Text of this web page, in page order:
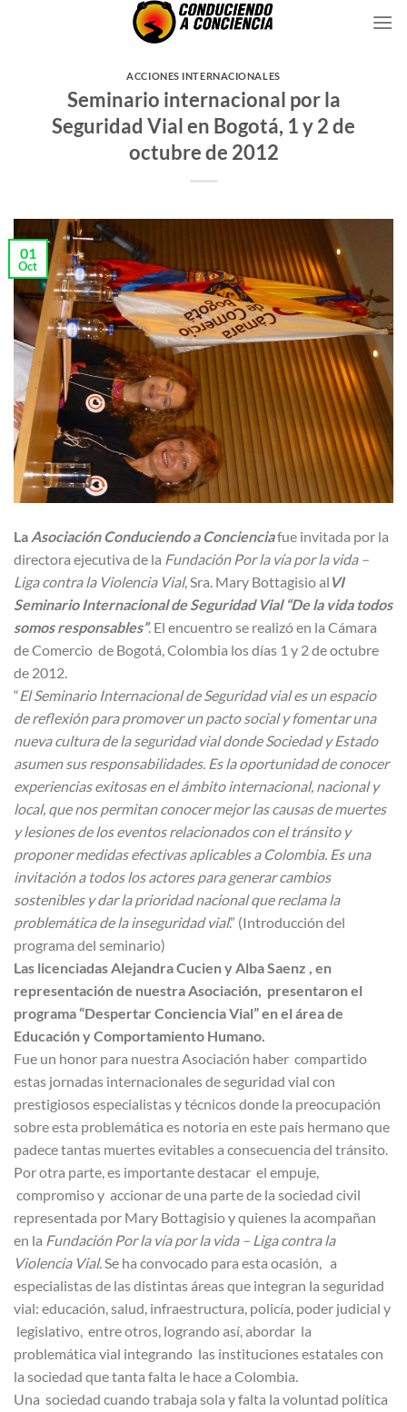
ACCIONES INTERNACIONALES
Seminario internacional por la
Seguridad Vial en Bogotá, 1 y 2 de
octubre de 2012
01
Oct
La Asociación Conduciendo a Concienciafue invitada por la
directora ejecutiva de la Fundación Por la vía por la vida –
Liga contra la Violencia Vial, Sra. Mary Bottagisio al VI
Seminario Internacional de Seguridad Vial “De la vida todos
somos responsables”. El encuentro se realizó en la Cámara
de Comercio de Bogotá, Colombia los días 1 y 2 de octubre
de 2012.
“El Seminario Internacional de Seguridad vial es un espacio
de reflexión para promover un pacto social y fomentar una
nueva cultura de la seguridad vial donde Sociedad y Estado
asumen sus responsabilidades. Es la oportunidad de conocer
experiencias exitosas en el ámbito internacional, nacional y
local, que nos permitan conocer mejor las causas de muertes
y lesiones de los eventos relacionados con el tránsito y
proponer medidas efectivas aplicables a Colombia. Es una
invitación a todos los actores para generar cambios
sostenibles y dar la prioridad nacional que reclama la
problemática de la inseguridad vial.” (Introducción del
programa del seminario)
Las licenciadas Alejandra Cucien y Alba Saenz , en
representación de nuestra Asociación, presentaron el
programa “Despertar Conciencia Vial” en el área de
Educación y Comportamiento Humano.
Fue un honor para nuestra Asociación haber compartido
estas jornadas internacionales de seguridad vial con
prestigiosos especialistas y técnicos donde la preocupación
sobre esta problemática es notoria en este país hermano que
padece tantas muertes evitables a consecuencia del tránsito.
Por otra parte, es importante destacar el empuje,
compromiso y accionar de una parte de la sociedad civil
representada por Mary Bottagisio y quienes la acompañan
en la Fundación Por la vía por la vida – Liga contra la
Violencia Vial. Se ha convocado para esta ocasión, a
especialistas de las distintas áreas que integran la seguridad
vial: educación, salud, infraestructura, policía, poder judicial y
legislativo, entre otros, logrando así, abordar la
problemática vial integrando las instituciones estatales con
la sociedad que tanta falta le hace a Colombia.
Una sociedad cuando trabaja sola y falta la voluntad política